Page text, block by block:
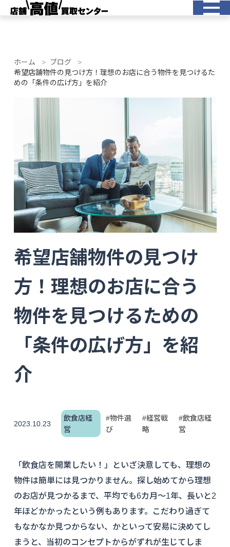
ホーム
ブログ
希望店舗物件の見つけ方！理想のお店に合う物件を見つけるた
めの「条件の広げ方」を紹介
希望店舗物件の見つけ
方！理想のお店に合う
物件を見つけるための
「条件の広げ方」を紹
介
2023.10.23
飲食店経
営
#物件選
び
#経営戦
略
#飲食店経
営
「飲食店を開業したい！」といざ決意しても、理想の
物件は簡単には見つかりません。探し始めてから理想
のお店が見つかるまで、平均でも6カ月〜1年、長いと2
年ほどかかったという例もあります。こだわり過ぎて
もなかなか見つからない、かといって安易に決めてし
まうと、当初のコンセプトからがずれが生じてしま